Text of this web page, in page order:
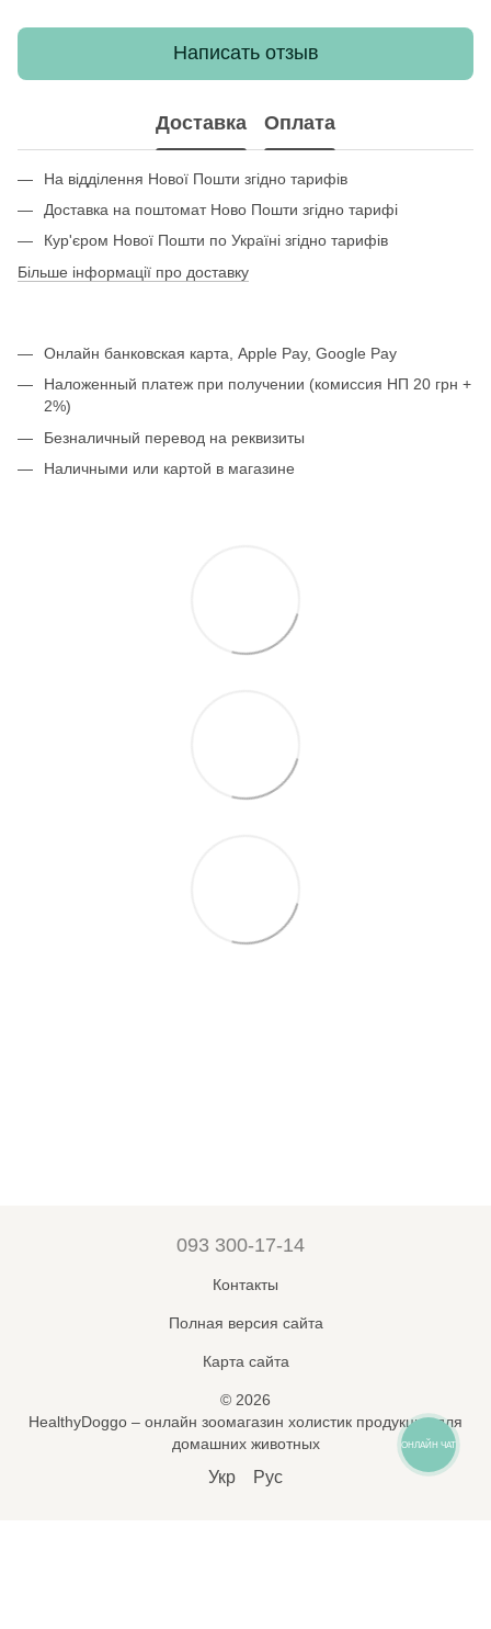
Написать отзыв
Доставка Оплата
На відділення Нової Пошти згідно тарифів
Доставка на поштомат Ново Пошти згідно тарифі
Кур'єром Нової Пошти по Україні згідно тарифів
Більше інформації про доставку
Онлайн банковская карта, Apple Pay, Google Pay
Наложенный платеж при получении (комиссия НП 20 грн +
2%)
Безналичный перевод на реквизиты
Наличными или картой в магазине
093 300-17-14
Контакты
Полная версия сайта
Карта сайта
© 2026
HealthyDoggo – онлайн зоомагазин холистик продукции для
домашних животных
Укр Рус
ОНЛАЙН ЧАТ